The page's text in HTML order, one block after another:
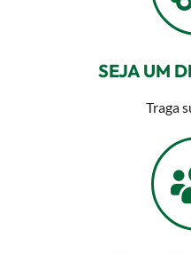
SEJA UM
Traga